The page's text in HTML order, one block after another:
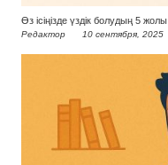
Өз ісіңізде үздік болудың 5 жолы
Редактор 10 сентября, 2025